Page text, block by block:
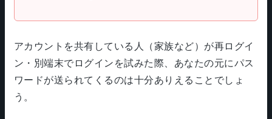
アカウントを共有している人（家族など）が再ログイ
ン・別端末でログインを試みた際、あなたの元にパス
ワードが送られてくるのは十分ありえることでしょ
う。